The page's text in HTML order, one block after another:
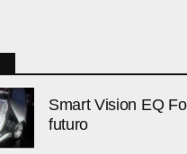
Smart Vision EQ
futuro